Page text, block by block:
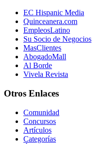
EC Hispanic Media
Quinceanera.com
EmpleosLatino
Su Socio de Negocios
MasClientes
AbogadoMall
Al Borde
Vivela Revista
Otros Enlaces
Comunidad
Concursos
Artículos
Categorías